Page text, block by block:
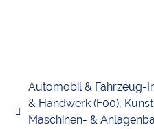
Automobil & Fahrzeug-
& Handwerk (F00),
Maschinen- &